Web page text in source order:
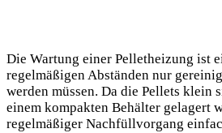
Die Wartung einer Pelletheizung ist
regelmäßigen Abständen nur
werden müssen. Da die Pellets klein
einem kompakten Behälter gelagert
regelmäßiger Nachfüllvorgang